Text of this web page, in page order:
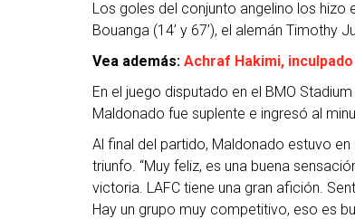
Los goles del conjunto angelino los hizo
Bouanga (14’ y 67’), el alemán Timothy
Vea además: Achraf Hakimi,
En el juego disputado en el BMO
Maldonado fue suplente e ingresó al
Al final del partido, Maldonado estuvo
triunfo. “Muy feliz, es una buena
victoria. LAFC tiene una gran afición.
Hay un grupo muy competitivo, eso es